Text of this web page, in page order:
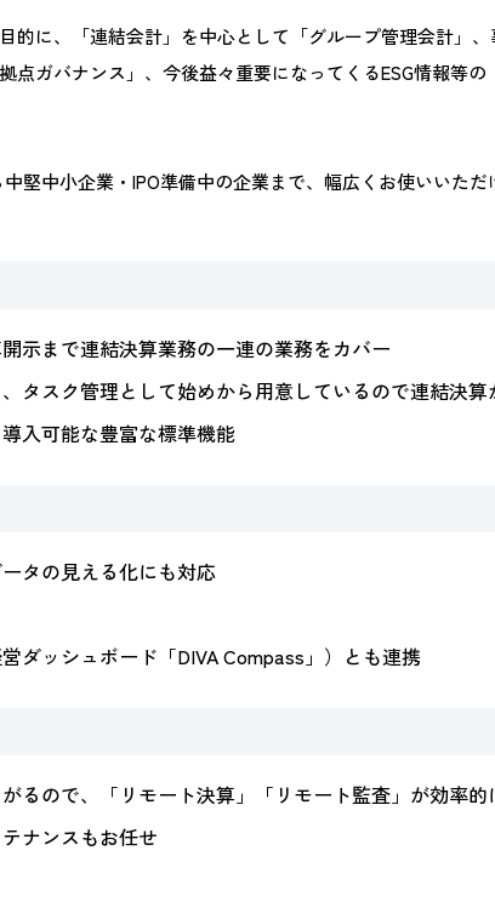
的に、「連結会計」を中心として「グループ管理会計」
点ガバナンス」、今後益々重要になってくるESG情報等
堅中小企業・IPO準備中の企業まで、幅広くお使いいた
示まで連結決算業務の一連の業務をカバー
タスク管理として始めから用意しているので連結決
入可能な豊富な標準機能
タの見える化にも対応
ダッシュボード「DIVA Compass」）とも連携
るので、「リモート決算」「リモート監査」が効率的
ナンスもお任せ